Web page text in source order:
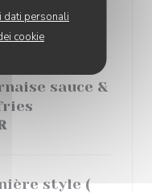
dati personali
cookie
mousseline
sauce &
style (